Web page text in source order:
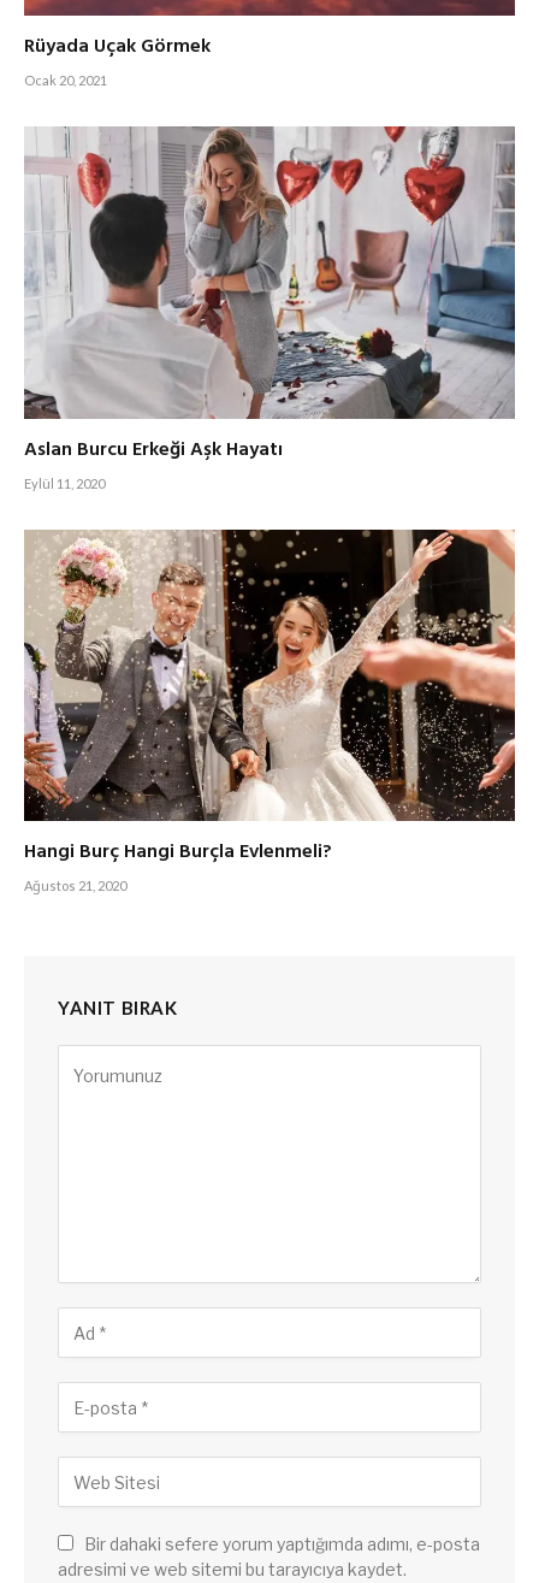
Rüyada Uçak Görmek
Ocak 20, 2021
Aslan Burcu Erkeği Aşk Hayatı
Eylül 11, 2020
Hangi Burç Hangi Burçla Evlenmeli?
Ağustos 21, 2020
YANIT BIRAK
Bir dahaki sefere yorum yaptığımda adımı, e-posta
adresimi ve web sitemi bu tarayıcıya kaydet.